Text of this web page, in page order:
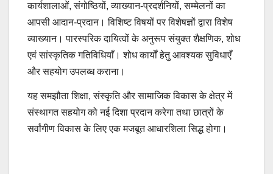
कार्यशालाओं, संगोष्ठियों, व्याख्यान-प्रदर्शनियों, सम्मेलनों का
आपसी आदान-प्रदान। विशिष्ट विषयों पर विशेषज्ञों द्वारा विशेष
व्याख्यान। पारस्परिक दायित्वों के अनुरूप संयुक्त शैक्षणिक, शोध
एवं सांस्कृतिक गतिविधियाँ। शोध कार्यों हेतु आवश्यक सुविधाएँ
और सहयोग उपलब्ध कराना।
यह समझौता शिक्षा, संस्कृति और सामाजिक विकास के क्षेत्र में
संस्थागत सहयोग को नई दिशा प्रदान करेगा तथा छात्रों के
सर्वांगीण विकास के लिए एक मजबूत आधारशिला सिद्ध होगा।